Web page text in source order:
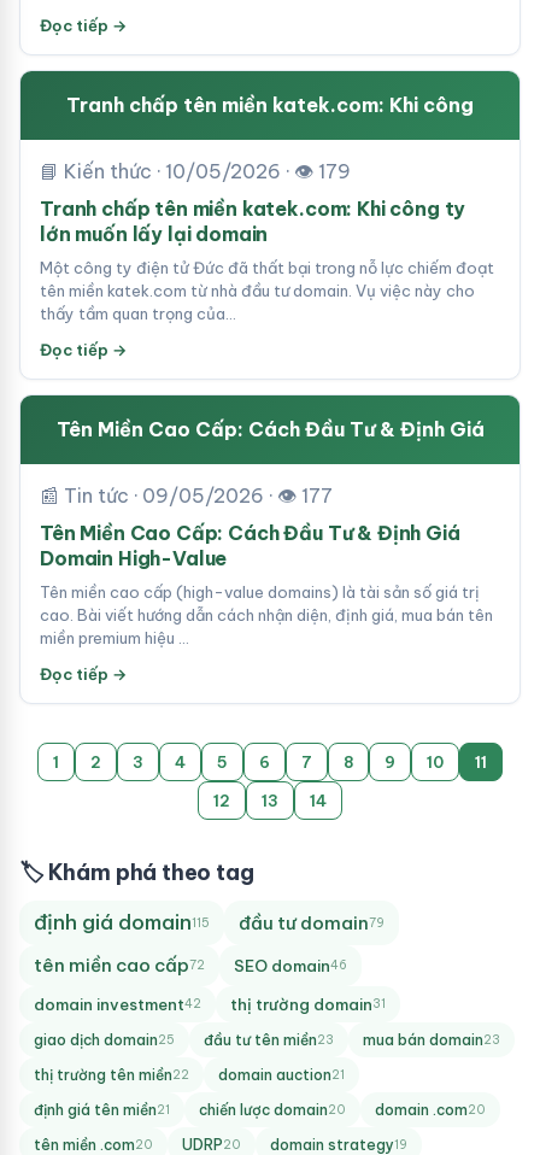
Đọc tiếp →
Tranh chấp tên miền katek.com: Khi công
📘 Kiến thức · 10/05/2026 · 👁 179
Tranh chấp tên miền katek.com: Khi công ty
lớn muốn lấy lại domain
Một công ty điện tử Đức đã thất bại trong nỗ lực chiếm đoạt
tên miền katek.com từ nhà đầu tư domain. Vụ việc này cho
thấy tầm quan trọng của…
Đọc tiếp →
Tên Miền Cao Cấp: Cách Đầu Tư & Định Giá
📰 Tin tức · 09/05/2026 · 👁 177
Tên Miền Cao Cấp: Cách Đầu Tư & Định Giá
Domain High-Value
Tên miền cao cấp (high-value domains) là tài sản số giá trị
cao. Bài viết hướng dẫn cách nhận diện, định giá, mua bán tên
miền premium hiệu …
Đọc tiếp →
1 2 3 4 5 6 7 8 9 10
11
12
13 14
🏷 Khám phá theo tag
định giá domain115 đầu tư domain79
tên miền cao cấp72 SEO domain46
domain investment42 thị trường domain31
giao dịch domain25 đầu tư tên miền23 mua bán domain23
thị trường tên miền22 domain auction21
định giá tên miền21 chiến lược domain20 domain .com20
tên miền .com20 UDRP20 domain strategy19